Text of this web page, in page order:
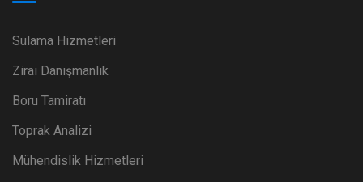
Sulama Hizmetleri
Zirai Danışmanlık
Boru Tamiratı
Toprak Analizi
Mühendislik Hizmetleri